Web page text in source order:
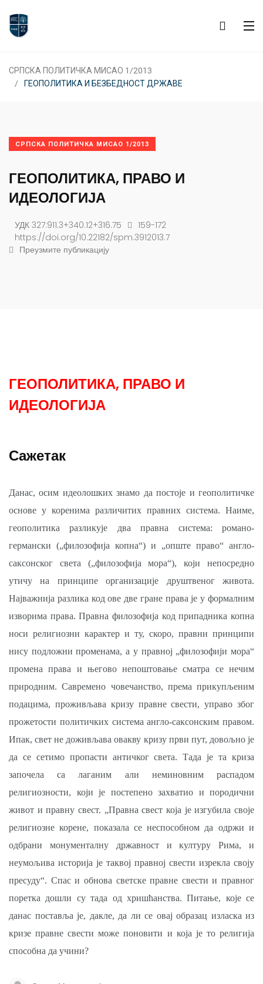
СРПСКА ПОЛИТИЧКА МИСАО 1/2013
ГЕОПОЛИТИКА И БЕЗБЕДНОСТ ДРЖАВЕ
СРПСКА ПОЛИТИЧКА МИСАО 1/2013
ГЕОПОЛИТИКА, ПРАВО И
ИДЕОЛОГИЈА
УДК 327:911.3+340.12+316.75
159-172
https://doi.org/10.22182/spm.3912013.7
Преузмите публикацију
ГЕОПОЛИТИКА, ПРАВО И
ИДЕОЛОГИЈА
Сажетак
Данас, осим идеолошких знамо да постоје и геополитичке
основе у коренима различитих правних система. Наиме,
геополи­тика разликује два правна система: романо-
германски („филозофија копна“) и „опште право“ англо-
саксонског света („филозофија мора“), који непосредно
утичу на принципе организације друштвеног живота.
Најважнија разлика код ове две гране права је у формалним
изворима права. Правна филозофија код припадника копна
носи религиозни карактер и ту, скоро, правни принципи
нису подложни променама, а у правној „филозофији мора“
промена права и његово непоштовање сматра се нечим
природним. Савремено човечанство, према прикупљеним
подацима, проживљава кризу правне свести, управо због
прожетости политичких система англо-саксонским правом.
Ипак, свет не доживљава овакву кризу први пут, довољно је
да се сетимо пропасти античког света. Тада је та криза
започела са лаганим али неминовним распа­дом
религиозности, који је постепено захватио и породични
живот и правну свест. „Правна свест која је изгубила своје
религиозне корене, показала се неспособном да одржи и
одбрани монументалну државност и културу Рима, и
неумољива историја је таквој правној свести изрекла своју
пресуду“. Спас и обнова светске правне све­сти и правног
поретка дошли су тада од хришћанства. Питање, које се
данас поставља је, дакле, да ли се овај образац изласка из
кризе правне свести може поновити и која je то религија
способна да учини?